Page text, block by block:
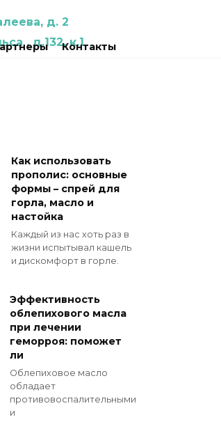
д. 2
, д.132, к.1Контакты
Как использовать
прополис: основные
формы – спрей для
горла, масло и
настойка
Каждый из нас хоть раз в
жизни испытывал кашель
и дискомфорт в горле.
Эффективность
облепихового масла
при лечении
геморроя: поможет
ли
Облепиховое масло
обладает
противовоспалительными
и